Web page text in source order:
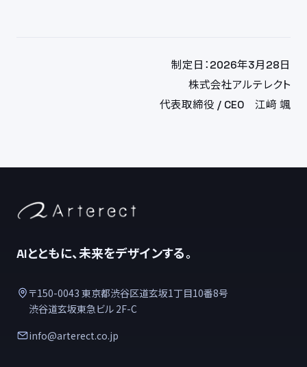
制定日：2026年3月28日
株式会社アルテレクト
代表取締役 / CEO 江﨑 颯
AIとともに、未来をデザインする。
〒150-0043 東京都渋谷区道玄坂1丁目10番8号
渋谷道玄坂東急ビル 2F-C
info@arterect.co.jp